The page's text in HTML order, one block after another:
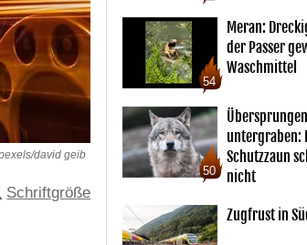
david geib
Schriftgröße
54
Meran:
der Passer
Waschmittel
50
untergraben:
Schutzzaun
nicht
Zugfrust in